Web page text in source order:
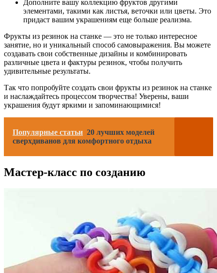
Дополните вашу коллекцию фруктов другими
элементами, такими как листья, веточки или цветы. Это
придаст вашим украшениям еще больше реализма.
Фрукты из резинок на станке — это не только интересное
занятие, но и уникальный способ самовыражения. Вы можете
создавать свои собственные дизайны и комбинировать
различные цвета и фактуры резинок, чтобы получить
удивительные результаты.
Так что попробуйте создать свои фрукты из резинок на станке
и наслаждайтесь процессом творчества! Уверены, ваши
украшения будут яркими и запоминающимися!
Популярные статьи 20 лучших моделей
сверхдиванов для комфортного отдыха
Мастер-класс по созданию